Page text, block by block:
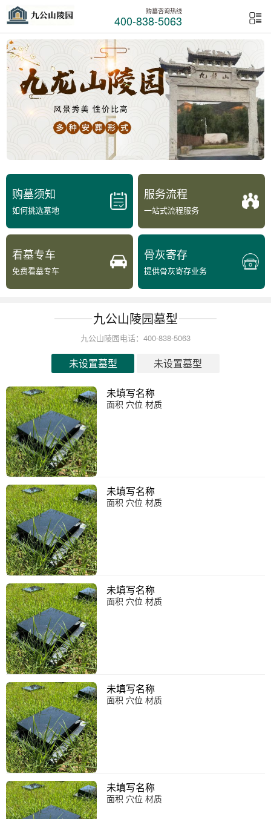
购墓咨询热线
400-838-5063
购墓须知
如何挑选墓地
服务流程
一站式流程服务
看墓专车
免费看墓专车
骨灰寄存
提供骨灰寄存业务
九公山陵园墓型
九公山陵园电话：400-838-5063
未设置墓型 未设置墓型
未填写名称
面积 穴位 材质
未填写名称
面积 穴位 材质
未填写名称
面积 穴位 材质
未填写名称
面积 穴位 材质
未填写名称
面积 穴位 材质